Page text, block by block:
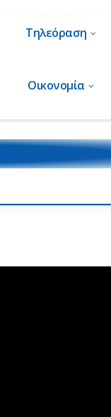
Τηλεόραση
Οικονομία